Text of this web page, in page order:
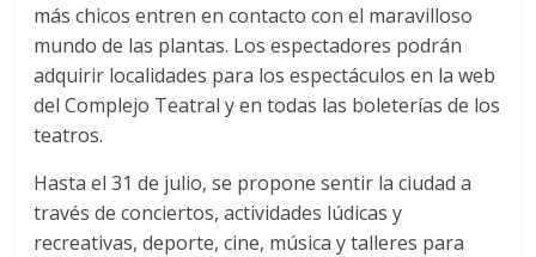
más chicos entren en contacto con el maravilloso
mundo de las plantas. Los espectadores podrán
adquirir localidades para los espectáculos en la web
del Complejo Teatral y en todas las boleterías de los
teatros.
Hasta el 31 de julio, se propone sentir la ciudad a
través de conciertos, actividades lúdicas y
recreativas, deporte, cine, música y talleres para